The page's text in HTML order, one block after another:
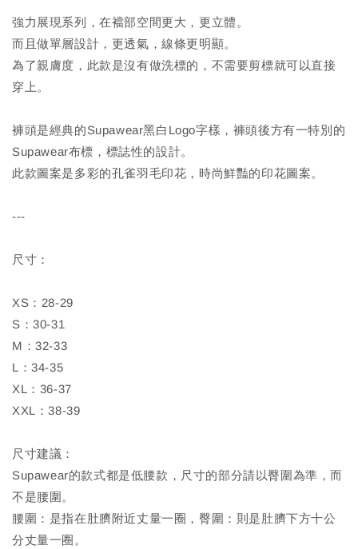
強力展現系列，在襠部空間更大，更立體。
而且做單層設計，更透氣，線條更明顯。
為了親膚度，此款是沒有做洗標的，不需要剪標就可以直接
穿上。
褲頭是經典的Supawear黑白Logo字樣，褲頭後方有一特別的
Supawear布標，標誌性的設計。
此款圖案是多彩的孔雀羽毛印花，時尚鮮豔的印花圖案。
---
尺寸：
XS：28-29
S：30-31
M：32-33
L：34-35
XL：36-37
XXL：38-39
尺寸建議：
Supawear的款式都是低腰款，尺寸的部分請以臀圍為準，而
不是腰圍。
腰圍：是指在肚臍附近丈量一圈，臀圍：則是肚臍下方十公
分丈量一圈。